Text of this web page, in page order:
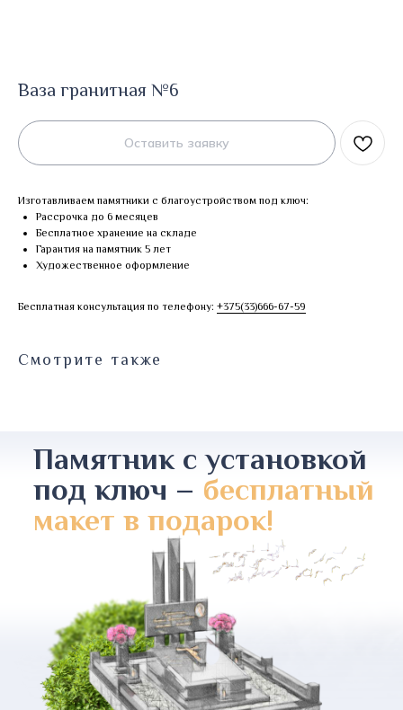
Ваза гранитная №6
Оставить заявку
Изготавливаем памятники с благоустройством под ключ:
Рассрочка до 6 месяцев
Бесплатное хранение на складе
Гарантия на памятник 5 лет
Художественное оформление
Бесплатная консультация по телефону: +375(33)666-67-59
Смотрите также
Памятник с установкой
под ключ – бесплатный
макет в подарок!